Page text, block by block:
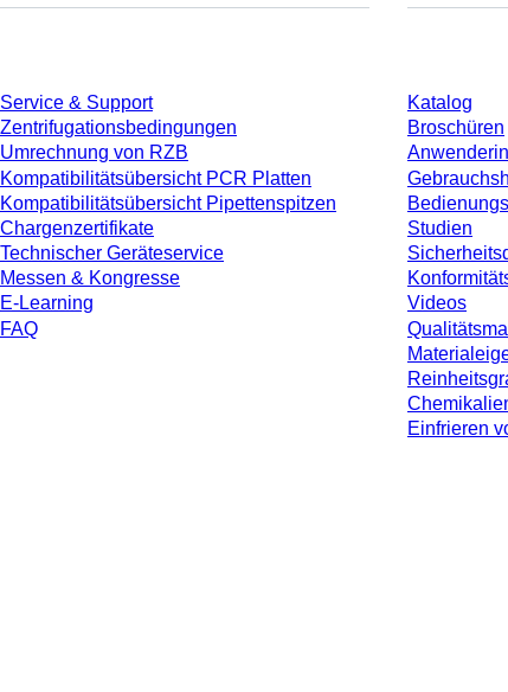
Service & Support
Zentrifugationsbedingungen
Umrechnung von RZB
Kompatibilitätsübersicht PCR Platten
Kompatibilitätsübersicht Pipettenspitzen
Chargenzertifikate
Technischer Geräteservice
Messen & Kongresse
E-Learning
FAQ
Katalog
Broschüren
Studien
Videos
Einfrieren